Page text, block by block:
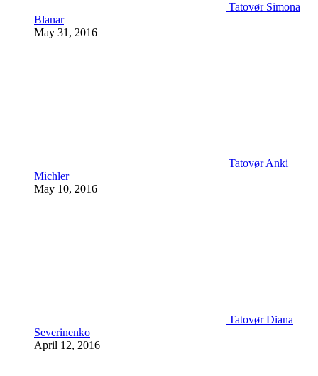
Tatovør Simona
Blanar
May 31, 2016
Tatovør Anki
Michler
May 10, 2016
Tatovør Diana
Severinenko
April 12, 2016